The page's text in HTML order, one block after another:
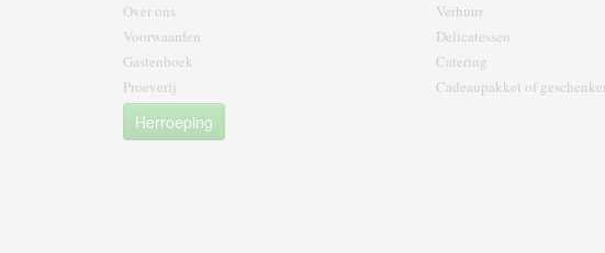
Over ons
Voorwaarden
Gastenboek
Proeverij
Herroeping
Verhuur
Delicatessen
Catering
Cadeaupakket of